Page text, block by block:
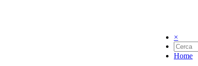
×
Home